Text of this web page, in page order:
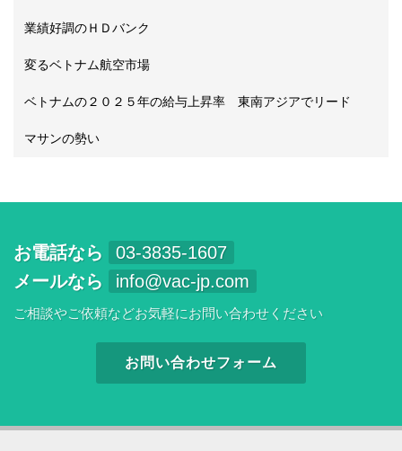
業績好調のＨＤバンク
変るベトナム航空市場
ベトナムの２０２５年の給与上昇率 東南アジアでリード
マサンの勢い
お電話なら
03-3835-1607
メールなら
info@vac-jp.com
ご相談やご依頼などお気軽にお問い合わせください
お問い合わせフォーム